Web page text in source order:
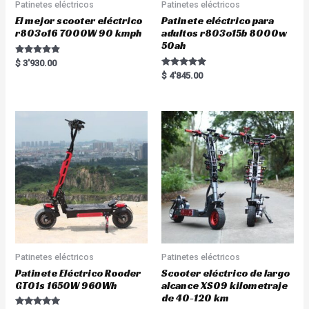
Patinetes eléctricos
El mejor scooter eléctrico
r803o16 7000W 90 kmph
Rated
5.00
$ 3'930.00
Patinetes eléctricos
Patinete eléctrico para
adultos r803o15b 8000w
50ah
Rated
5.00
$ 4'845.00
Patinetes eléctricos
Patinete Eléctrico Rooder
GT01s 1650W 960Wh
Patinetes eléctricos
Scooter eléctrico de largo
alcance XS09 kilometraje
de 40-120 km